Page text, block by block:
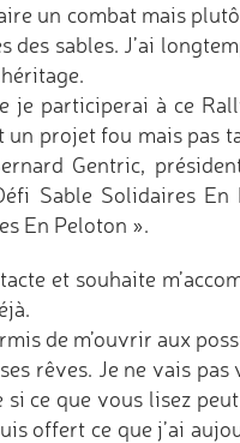
un combat mais
des sables. J’ai
je participerai à ce
un projet fou mais pas
Gentric,
Sable Solidaires
En Peloton ».
et souhaite
de m’ouvrir aux
rêves. Je ne vais
si ce que vous lisez
offert ce que j’ai